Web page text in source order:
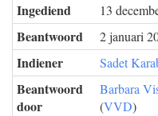
Ingediend 13
Beantwoord 2 januari
Indiener Sadet
Beantwoord
door
Barbara
(VVD)